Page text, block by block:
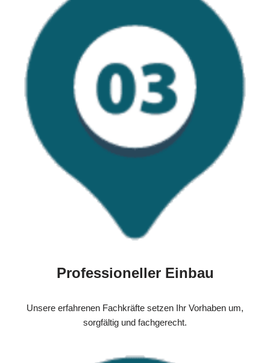
Professioneller Einbau
Unsere erfahrenen Fachkräfte setzen Ihr Vorhaben um,
sorgfältig und fachgerecht.